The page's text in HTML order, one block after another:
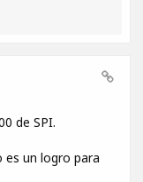
de SPI.
un logro para